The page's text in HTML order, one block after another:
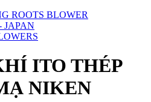
ROOTS BLOWER
JAPAN
ITO THÉP
NIKEN